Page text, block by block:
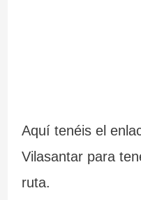
Aquí tenéis el
Vilasantar para
ruta.